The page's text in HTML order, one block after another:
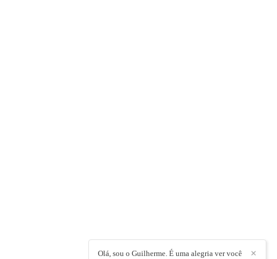
✕
Olá, sou o Guilherme. É uma alegria ver você